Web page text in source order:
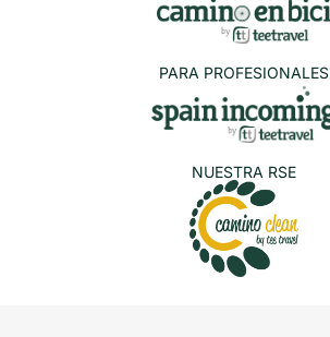
PARA PROFESIONALES
NUESTRA RSE